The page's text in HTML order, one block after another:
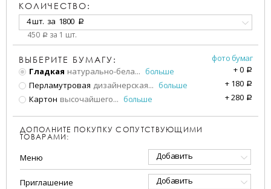
КОЛИЧЕСТВО:
4 шт. за 1800 a
450 a за 1 шт.
ВЫБЕРИТЕ БУМАГУ:
фото бумаг
Гладкая натурально-бела... больше +0 a
Перламутровая дизайнерская... больше + 180 a
Картон высочайшего... больше +280 a
ДОПОЛНИТЕ ПОКУПКУ СОПУТСТВУЮЩИМИ
ТОВАРАМИ:
Меню Добавить
Приглашение Добавить